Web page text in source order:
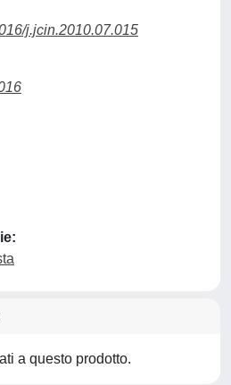
j.jcin.2010.07.015
a questo prodotto.